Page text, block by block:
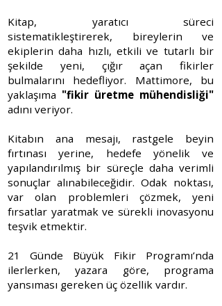
Kitap, yaratıcı süreci
sistematikleştirerek, bireylerin ve
ekiplerin daha hızlı, etkili ve tutarlı bir
şekilde yeni, çığır açan fikirler
bulmalarını hedefliyor. Mattimore, bu
yaklaşıma "fikir üretme mühendisliği"
adını veriyor.
Kitabın ana mesajı, rastgele beyin
fırtınası yerine, hedefe yönelik ve
yapılandırılmış bir süreçle daha verimli
sonuçlar alınabileceğidir. Odak noktası,
var olan problemleri çözmek, yeni
fırsatlar yaratmak ve sürekli inovasyonu
teşvik etmektir.
21 Günde Büyük Fikir Programı’nda
ilerlerken, yazara göre, programa
yansıması gereken üç özellik vardır.